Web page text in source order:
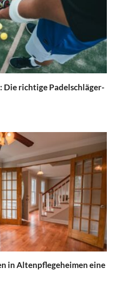
Die richtige Padelschläger-
in Altenpflegeheimen eine